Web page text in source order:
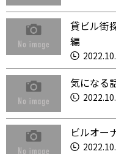
貸ビル街
編
気になる
ビルオー